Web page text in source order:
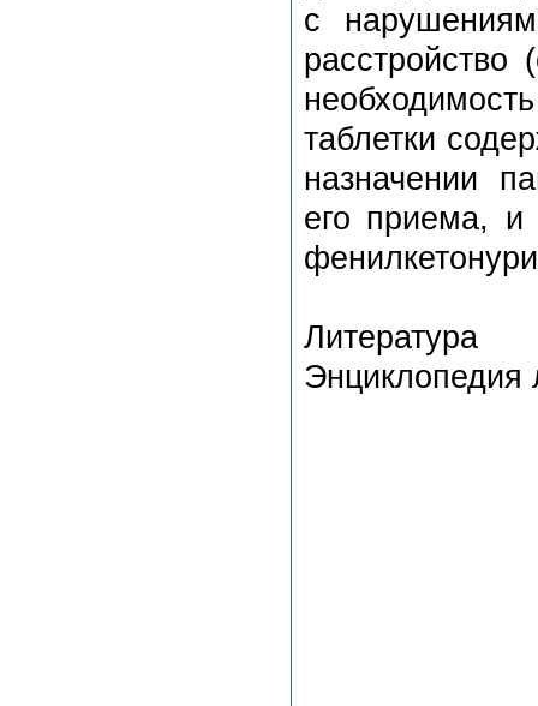
с
расстройство
таблетки
назначении
его приема, и
Литература
Энциклопедия